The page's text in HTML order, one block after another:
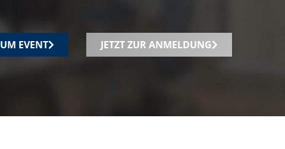
EVENT JETZT ZUR ANMELDUNG